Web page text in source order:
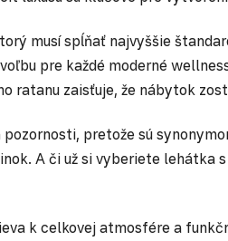
musí spĺňať najvyššie
pre každé moderné
zaisťuje, že nábytok
pretože sú
A či už si vyberiete
k celkovej atmosfére a